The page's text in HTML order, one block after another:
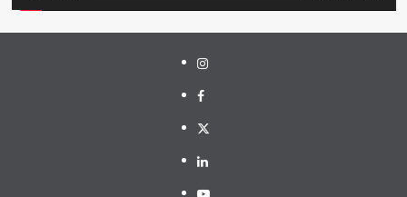
Instagram
Facebook
Twitter
Linkedin
Youtube